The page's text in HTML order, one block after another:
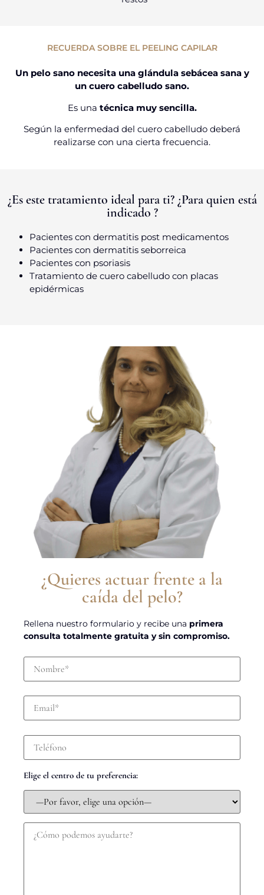
RECUERDA SOBRE EL PEELING CAPILAR
Un pelo sano necesita una glándula sebácea sana y
un cuero cabelludo sano.
Es una técnica muy sencilla.
Según la enfermedad del cuero cabelludo deberá
realizarse con una cierta frecuencia.
¿Es este tratamiento ideal para ti? ¿Para quien está
indicado ?
Pacientes con dermatitis post medicamentos
Pacientes con dermatitis seborreica
Pacientes con psoriasis
Tratamiento de cuero cabelludo con placas
epidérmicas
¿Quieres actuar frente a la
caída del pelo?
Rellena nuestro formulario y recibe una primera
consulta totalmente gratuita y sin compromiso.
Elige el centro de tu preferencia: